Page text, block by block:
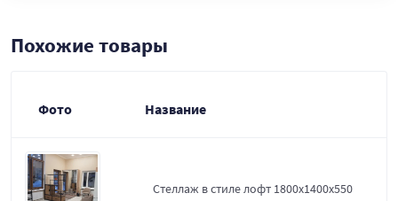
Похожие товары
Фото Название
Стеллаж в стиле лофт 1800х1400х550